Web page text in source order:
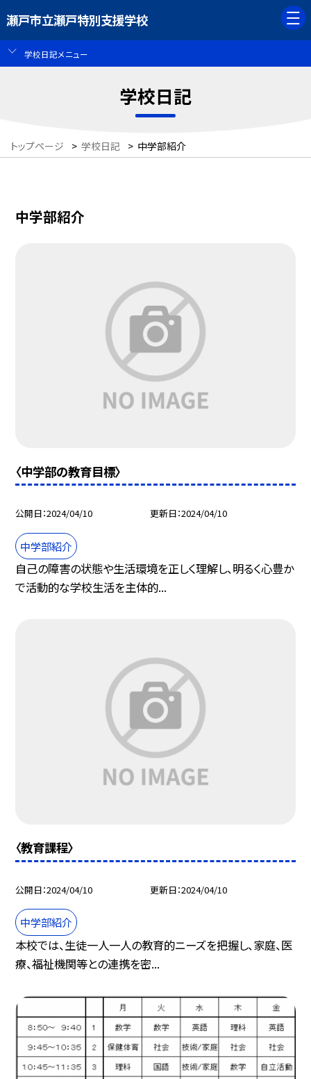
瀬戸市立瀬戸特別支援学校
学校日記メニュー
学校日記
トップページ > 学校日記 > 中学部紹介
中学部紹介
〈中学部の教育目標〉
公開日 2024/04/10 更新日 2024/04/10
中学部紹介
自己の障害の状態や生活環境を正しく理解し、明るく心豊か
で活動的な学校生活を主体的...
〈教育課程〉
公開日 2024/04/10 更新日 2024/04/10
中学部紹介
本校では、生徒一人一人の教育的ニーズを把握し、家庭、医
療、福祉機関等との連携を密...